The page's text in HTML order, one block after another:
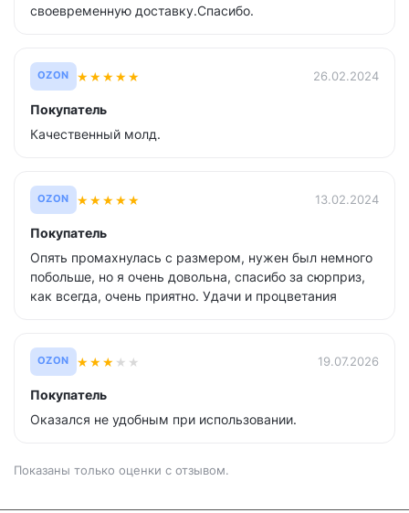
своевременную доставку.Спасибо.
OZON ★★★★★ 26.02.2024
Покупатель
Качественный молд.
OZON ★★★★★ 13.02.2024
Покупатель
Опять промахнулась с размером, нужен был немного
побольше, но я очень довольна, спасибо за сюрприз,
как всегда, очень приятно. Удачи и процветания
OZON ★★★ ★ ★ 19.07.2026
Покупатель
Оказался не удобным при использовании.
Показаны только оценки с отзывом.